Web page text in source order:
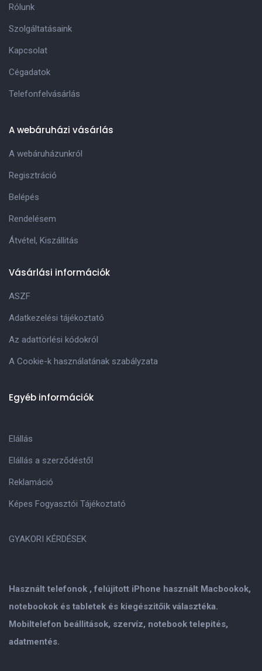
Használt telefonok , felújitott iPhone használt Macbookok,
notebookok és tabletek és kiegészitőik választéka.
Mobiltelefon beállitások, szervíz, notebook telepités,
adatmentés.
Rólunk
Szolgáltatásaink
Kapcsolat
Cégadatok
Telefonfelvásárlás
A webáruházi vásárlás
A webáruházunkról
Regisztráció
Belépés
Rendelésem
Átvétel, Kiszállitás
Vásárlási információk
ASZF
Adatkezelési tájékoztató
Az adattörlési kódokról
A Cookie-k használatának szabályzata
Egyéb információk
Elállás
Elállás a szerződéstől
Reklamáció
Képes Fogyasztói Tájékoztató
GYAKORI KÉRDÉSEK